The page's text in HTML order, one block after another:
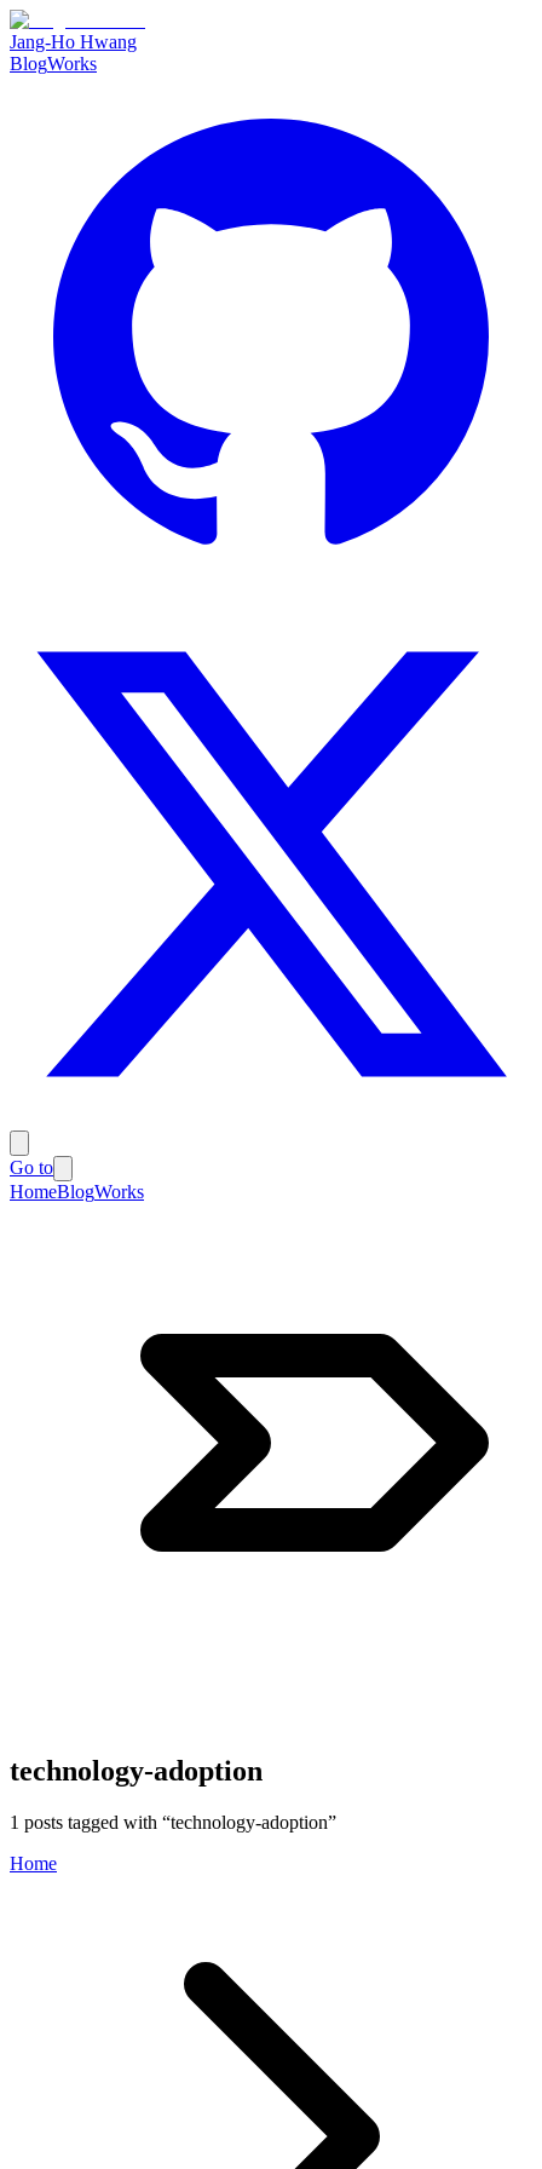
Jang-Ho Hwang
BlogWorks
Go to
HomeBlogWorks
technology-adoption
1 posts tagged with “technology-adoption”
Home